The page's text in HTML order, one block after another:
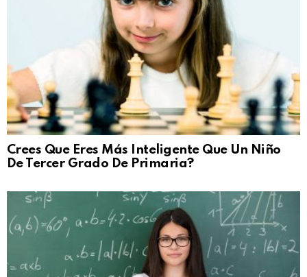
Crees Que Eres Más Inteligente Que Un Niño
De Tercer Grado De Primaria?